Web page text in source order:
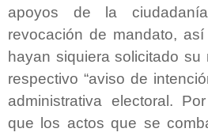
apoyos de la
revocación de mandato,
hayan siquiera solicitado su
respectivo “aviso de
administrativa electoral.
que los actos que se